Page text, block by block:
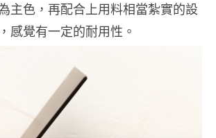
主色，再配合上用料相當紮實的設
感覺有一定的耐用性。